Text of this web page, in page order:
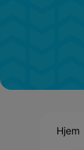
Hjem